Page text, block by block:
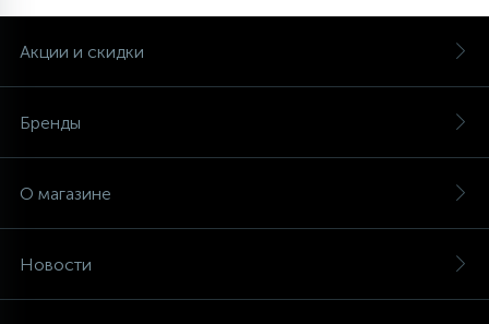
Акции и скидки
Бренды
О магазине
Новости